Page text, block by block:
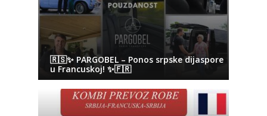
🇷🇸✨ PARGOBEL – Ponos srpske dijaspore
u Francuskoj! ✨🇫🇷